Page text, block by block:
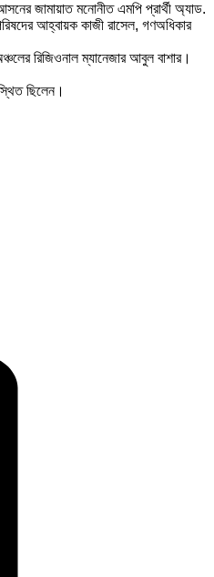
জামায়াত মনোনীত এমপি প্রার্থী অ্যাড.
আহ্বায়ক কাজী রাসেল, গণঅধিকার
রিজিওনাল ম্যানেজার আবুল বাশার।
ছিলেন।